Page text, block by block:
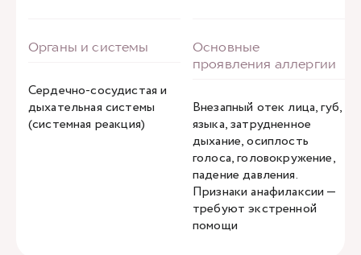
Сердечно-сосудистая и
дыхательная системы
(системная реакция)
Внезапный отек лица, губ,
языка, затрудненное
дыхание, осиплость
голоса, головокружение,
падение давления.
Признаки анафилаксии —
требуют экстренной
помощи